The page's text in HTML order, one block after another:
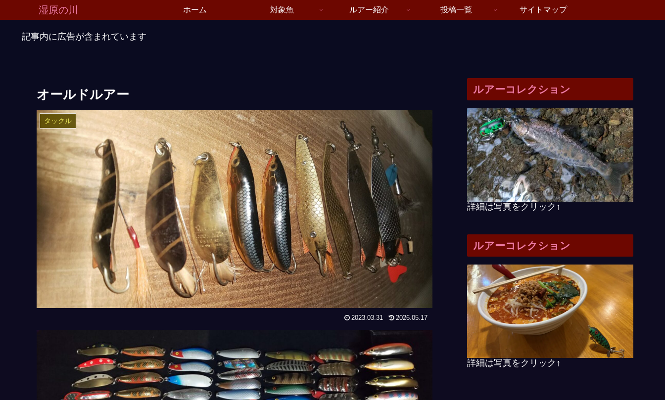
湿原の川 ホーム 対象魚 ルアー紹介 投稿一覧 サイトマップ
記事内に広告が含まれています
オールドルアー
タックル
2023.03.31 2026.05.17
ルアーコレクション
詳細は写真をクリック↑
ルアーコレクション
詳細は写真をクリック↑